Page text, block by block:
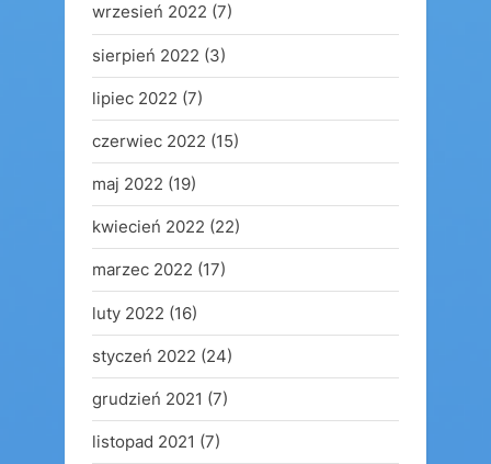
wrzesień 2022 (7)
sierpień 2022 (3)
lipiec 2022 (7)
czerwiec 2022 (15)
maj 2022 (19)
kwiecień 2022 (22)
marzec 2022 (17)
luty 2022 (16)
styczeń 2022 (24)
grudzień 2021 (7)
listopad 2021 (7)